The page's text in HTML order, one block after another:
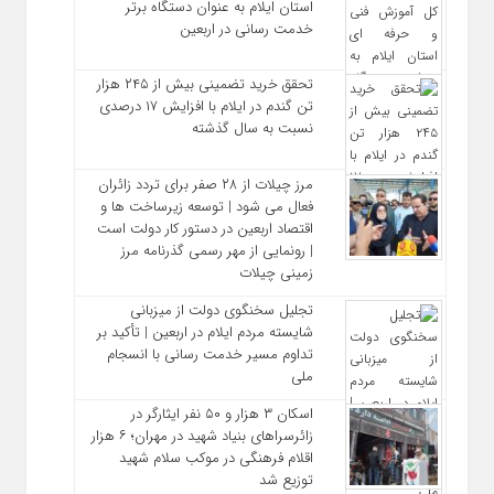
استان ایلام به‌ عنوان دستگاه برتر
خدمت‌ رسانی در اربعین
تحقق خرید تضمینی بیش از ۲۴۵ هزار
تن گندم در ایلام با افزایش ۱۷ درصدی
نسبت به سال گذشته
مرز چیلات از ۲۸ صفر برای تردد زائران
فعال می‌ شود | توسعه زیرساخت‌ ها و
اقتصاد اربعین در دستور کار دولت است
| رونمایی از مهر رسمی گذرنامه مرز
زمینی چیلات
تجلیل سخنگوی دولت از میزبانی
شایسته مردم ایلام در اربعین | تأکید بر
تداوم مسیر خدمت‌ رسانی با انسجام
ملی
اسکان ۳ هزار و ۵۰ نفر ایثارگر در
زائرسراهای بنیاد شهید در مهران؛ ۶ هزار
اقلام فرهنگی در موکب سلام شهید
توزیع شد